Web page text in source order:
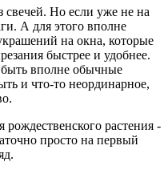
Но если уже не на
А для этого вполне
на окна, которые
быстрее и удобнее.
быть вполне обычные
и что-то неординарное,
растения -
просто на первый